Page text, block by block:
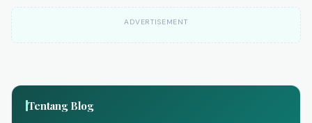
ADVERTISEMENT
Tentang Blog